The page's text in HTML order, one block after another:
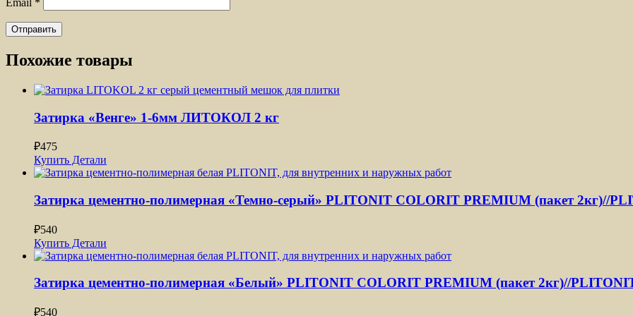
Email *
Похожие товары
Затирка «Венге» 1-6мм ЛИТОКОЛ 2 кг
₽475
Купить Детали
Затирка цементно-полимерная «Темно-серый» PLITONIT СOLORIT PREMIUM (пакет 2кг)//
₽540
Купить Детали
Затирка цементно-полимерная «Белый» PLITONIT СOLORIT PREMIUM (пакет 2кг)//
₽540